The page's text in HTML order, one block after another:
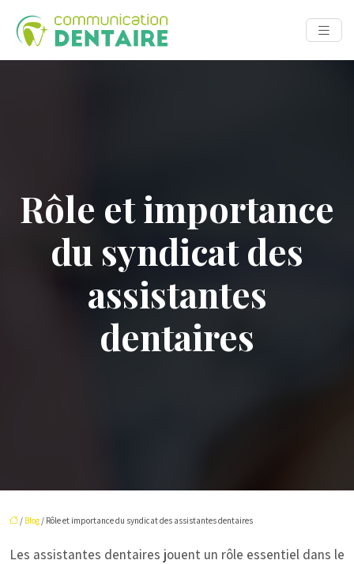
Rôle et importance
du syndicat des
assistantes
dentaires
/ Blog / Rôle et importance du syndicat des assistantes dentaires
Les assistantes dentaires jouent un rôle essentiel dans le